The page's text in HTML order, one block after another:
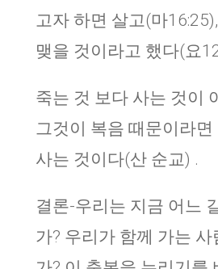
고자 하면 살고(마
맺을 것이라고 했다(요
죽는 것 보다 사는 것이
그것이 복음 때문이라
사는 것이다(산 순교) .
결론-우리는 지금 어느
가? 우리가 함께 가는 사